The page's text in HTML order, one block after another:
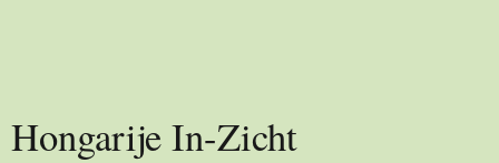
Hongarije In-Zicht